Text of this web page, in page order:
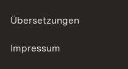
Übersetzungen
Impressum